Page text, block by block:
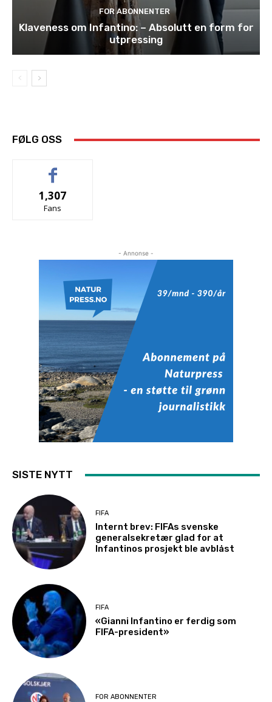
FOR ABONNENTER
Klaveness om Infantino: – Absolutt en form for
utpressing
FØLG OSS
1,307
Fans
- Annonse -
SISTE NYTT
FIFA
Internt brev: FIFAs svenske
generalsekretær glad for at
Infantinos prosjekt ble avblåst
FIFA
«Gianni Infantino er ferdig som
FIFA-president»
FOR ABONNENTER